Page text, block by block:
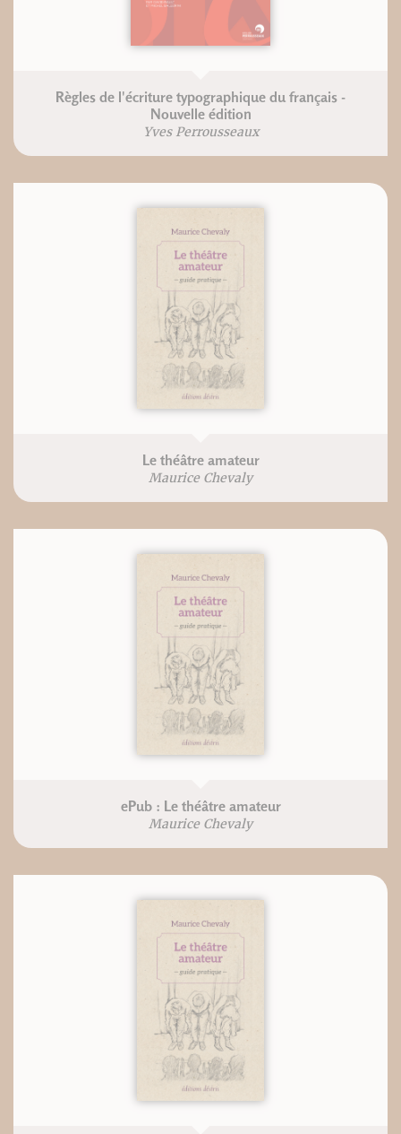
Règles de l'écriture typographique du français -
Nouvelle édition
Yves Perrousseaux
Le théâtre amateur
Maurice Chevaly
ePub : Le théâtre amateur
Maurice Chevaly